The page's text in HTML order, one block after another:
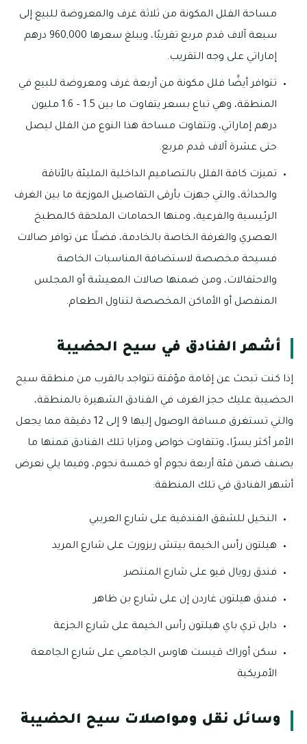
مساحة الفلل المكونة من ثلاثة غرف والمعروضة للبيع إلى
سبعة آلاف قدم مربع تقريبًا، ويبلغ سعرها 960,000 درهم
إماراتي على وجه التقريب.
تتوافر أيضًَا فلل مكونة من أربعة غرف ومعروضة للبيع في
المنطقة، وهي تباع بسعر يتفاوت ما بين 1.5 – 1.6 مليون
درهم إماراتي، وتتفاوت مساحة هذا النوع من الفلل ليصل
حتى عشرة آلاف قدم مربع.
تميزت كافة الفلل بالتصاميم الداخلية المليئة بالأناقة
والحداثة، والتي جهزت بأرقى التفاصيل الموزعة ما بين الغرف
الرئيسية والفرعية، ومنها الحمامات الملحقة كالمطبخ
العصري والغرفة الخاصة بالخادمة، فضلًا عن توافر صالات
فسيحة مخصصة لاستضافة المناسبات الخاصة
والاحتفالات، ومن ضمنها صالات المعيشة أو المجلس
المنفصل أو الأماكن المخصصة لتناول الطعام.
أشهر الفنادق في سيح الحضيبة
إذا كنت تبحث عن إقامة مؤقتة تتواجد بالقرب من منطقة سيح
الحضيبة عليك حجز الغرف في الفنادق الشهيرة بالمنطقة،
والتي تستغرق مسافة الوصول إليها 9 إلى 12 دقيقة مما يجعل
الأمر أكثر يسرًا، وتتفاوت خواص ومزايا تلك الفنادق فمنها ما
يصنف ضمن فئة أربعة نجوم أو خمسة نجوم، وفيما يلي نعرض
أشهر الفنادق في تلك المنطقة:
النخيل للشقق الفندقية على شارع العريبي
هيلتون رأس الخيمة بيتش ريزورت على شارع المريد
فندق رويال فيو على شارع المنتصر
فندق هيلتون غاردن إن على شارع بن ظاهر
دابل تري باي هيلتون رأس الخيمة على شارع الجزعة
سكن أوراك قيست هاوس الجامعي على شارع الجامعة
الأمريكية
وسائل نقل ومواصلات سيح الحضيبة